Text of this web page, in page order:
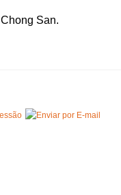
San.